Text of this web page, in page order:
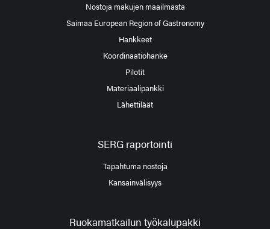
Nostoja makujen maailmasta
Saimaa European Region of Gastronomy
Hankkeet
Koordinaatiohanke
Pilotit
Materiaalipankki
Lähettiläät
SERG raportointi
Tapahtuma nostoja
Kansainvälisyys
Ruokamatkailun työkalupakki